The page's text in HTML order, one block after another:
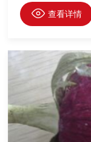
下被逐步脱水，
性。由于冷冻干
品的质量。本文
查看详情